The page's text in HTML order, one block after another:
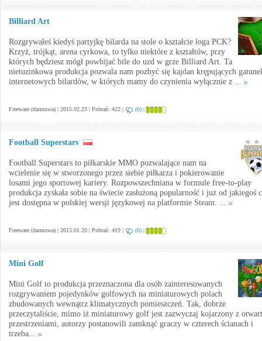
Billiard Art
Rozgrywałeś kiedyś partyjkę bilarda na stole o kształcie loga PCK?
Krzyż, trójkąt, arena cyrkowa, to tylko niektóre z kształtów, przy
których będziesz mógł powbijać bile do uzd w grze Billiard Art. Ta
nietuzinkowa produkcja pozwala nam pozbyć się kajdan krępujących
internetowych bilardów, w których mamy do czynienia wyłącznie z ...
Freeware (darmowa) | 2015.02.23 | Pobrań: 422 | (0) |
Football Superstars
Football Superstars to piłkarskie MMO pozwalające nam na
wcielenie się w stworzonego przez siebie piłkarza i pokierowanie
losami jego sportowej kariery. Rozpowszechniana w formule free-to-play
produkcja zyskała sobie na świecie zasłużoną popularność i już od jakiegoś
jest dostępna w polskiej wersji językowej na platformie Steam. ...
Freeware (darmowa) | 2015.01.20 | Pobrań: 419 | (0) |
Mini Golf
Mini Golf to produkcja przeznaczona dla osób zainteresowanych
rozgrywaniem pojedynków golfowych na miniaturowych polach
zbudowanych wewnątrz klimatycznych pomieszczeń. Tak, dobrze
przeczytaliście, mimo iż miniaturowy golf jest zazwyczaj kojarzony z
przestrzeniami, autorzy postanowili zamknąć graczy w czterech ścianach i
trzeba...